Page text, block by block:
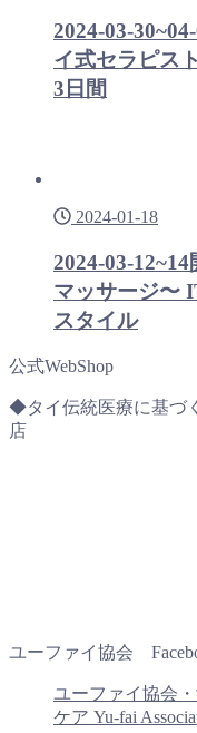
2024-03-
イ式セラピス
3日間
2024-01-18
2024-03-
マッサージ〜
スタイル
公式WebShop
◆タイ伝統医療に基づ
店
ユーファイ協会
ユーファイ協会
ケア Yu-fai